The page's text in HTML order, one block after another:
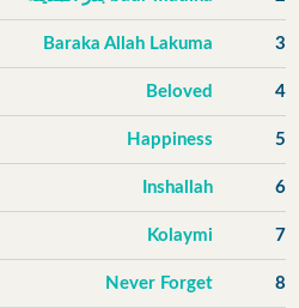
3
Baraka Allah Lakuma
4
Beloved
5
Happiness
6
Inshallah
7
Kolaymi
8
Never Forget